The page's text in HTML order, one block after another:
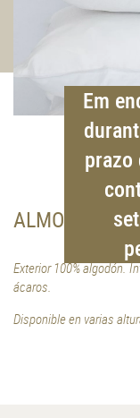
ALMOHADAS
Exterior 100% algodón.
ácaros.
Disponible en varias
Em
prazo